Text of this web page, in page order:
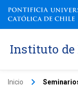
Instituto de
Inicio keyboard_arrow_right